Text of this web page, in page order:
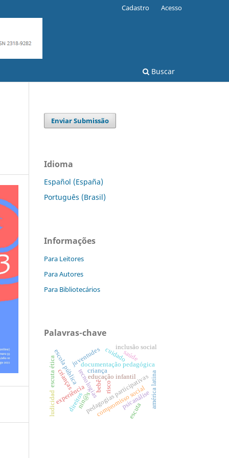
Buscar
Cadastro Acesso
Enviar Submissão
Idioma
Español (España)
Português (Brasil)
Informações
Para Leitores
Para Autores
Para Bibliotecários
Palavras-chave
educação infantil
tecnologias
pedagogias participativas
documentação pedagógica
experiência
juventudes
escola pública
compromisso social
crianças
cuidado
américa latina
criança
direitosnin@s
ludicidad
bebê
psicanálise
risco
escuta ética
escuta
saúde
inclusão social